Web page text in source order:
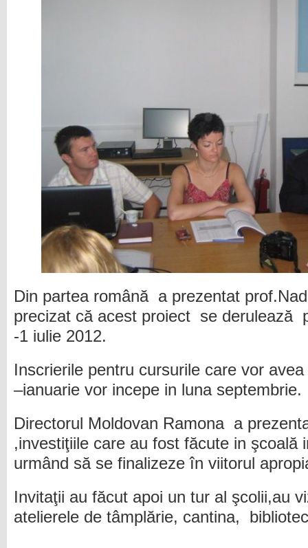
Din partea română a prezentat
precizat că acest proiect se derulează
-1 iulie 2012.
Inscrierile pentru cursurile care vor
–ianuarie vor incepe in luna septembrie.
Directorul Moldovan Ramona a
,investiţiile care au fost făcute in şcoală
urmând să se finalizeze în viitorul
Invitaţii au făcut apoi un tur al şcolii,au
atelierele de tâmplărie, cantina,